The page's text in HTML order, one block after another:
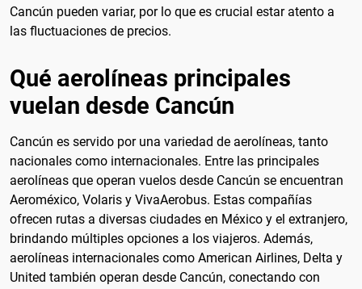
Cancún pueden variar, por lo que es crucial estar atento a
las fluctuaciones de precios.
Qué aerolíneas principales
vuelan desde Cancún
Cancún es servido por una variedad de aerolíneas, tanto
nacionales como internacionales. Entre las principales
aerolíneas que operan vuelos desde Cancún se encuentran
Aeroméxico, Volaris y VivaAerobus. Estas compañías
ofrecen rutas a diversas ciudades en México y el extranjero,
brindando múltiples opciones a los viajeros. Además,
aerolíneas internacionales como American Airlines, Delta y
United también operan desde Cancún, conectando con